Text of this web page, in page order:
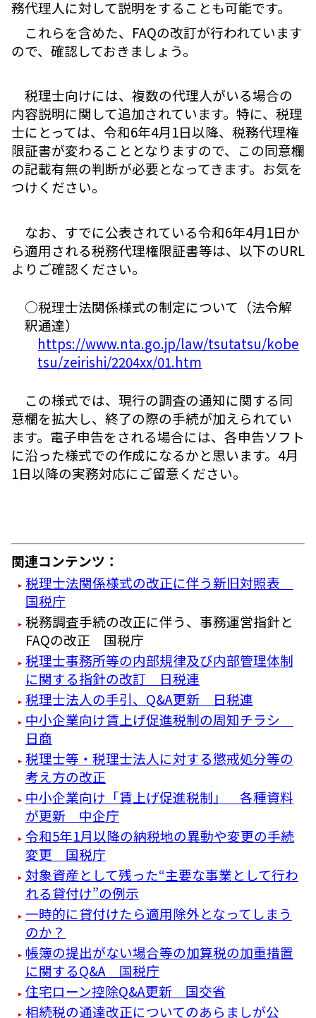
務代理人に対して説明をすることも可能です。
これらを含めた、FAQの改訂が行われています
ので、確認しておきましょう。
税理士向けには、複数の代理人がいる場合の
内容説明に関して追加されています。特に、税理
士にとっては、令和6年4月1日以降、税務代理権
限証書が変わることとなりますので、この同意欄
の記載有無の判断が必要となってきます。お気を
つけください。
なお、すでに公表されている令和6年4月1日か
ら適用される税務代理権限証書等は、以下のURL
よりご確認ください。
○税理士法関係様式の制定について（法令解
釈通達）
https://www.nta.go.jp/law/tsutatsu/kobe
tsu/zeirishi/2204xx/01.htm
この様式では、現行の調査の通知に関する同
意欄を拡大し、終了の際の手続が加えられてい
ます。電子申告をされる場合には、各申告ソフト
に沿った様式での作成になるかと思います。4月
1日以降の実務対応にご留意ください。
関連コンテンツ：
税理士法関係様式の改正に伴う新旧対照表
国税庁
税務調査手続の改正に伴う、事務運営指針と
FAQの改正 国税庁
税理士事務所等の内部規律及び内部管理体制
に関する指針の改訂 日税連
税理士法人の手引、Q&A更新 日税連
中小企業向け賃上げ促進税制の周知チラシ
日商
税理士等・税理士法人に対する懲戒処分等の
考え方の改正
中小企業向け「賃上げ促進税制」 各種資料
が更新 中企庁
令和5年1月以降の納税地の異動や変更の手続
変更 国税庁
対象資産として残った“主要な事業として行わ
れる貸付け”の例示
一時的に貸付けたら適用除外となってしまう
のか？
帳簿の提出がない場合等の加算税の加重措置
に関するQ&A 国税庁
住宅ローン控除Q&A更新 国交省
相続税の通達改正についてのあらましが公